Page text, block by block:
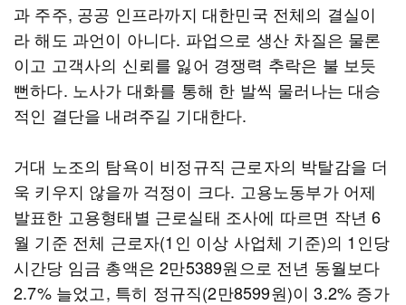
과 주주, 공공 인프라까지 대한민국 전체의 결실이
라 해도 과언이 아니다. 파업으로 생산 차질은 물론
이고 고객사의 신뢰를 잃어 경쟁력 추락은 불 보듯
뻔하다. 노사가 대화를 통해 한 발씩 물러나는 대승
적인 결단을 내려주길 기대한다.
거대 노조의 탐욕이 비정규직 근로자의 박탈감을 더
욱 키우지 않을까 걱정이 크다. 고용노동부가 어제
발표한 고용형태별 근로실태 조사에 따르면 작년 6
월 기준 전체 근로자(1인 이상 사업체 기준)의 1인당
시간당 임금 총액은 2만5389원으로 전년 동월보다
2.7% 늘었고, 특히 정규직(2만8599원)이 3.2% 증가